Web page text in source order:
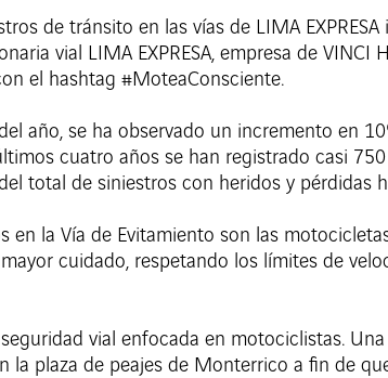
de tránsito en las vías de LIMA
vial LIMA EXPRESA, empresa de VINCI
el hashtag #MoteaConsciente.
año, se ha observado un incremento en
cuatro años se han registrado casi
total de siniestros con heridos y pérdidas
la Vía de Evitamiento son las
cuidado, respetando los límites de
vial enfocada en motociclistas.
la plaza de peajes de Monterrico a fin de